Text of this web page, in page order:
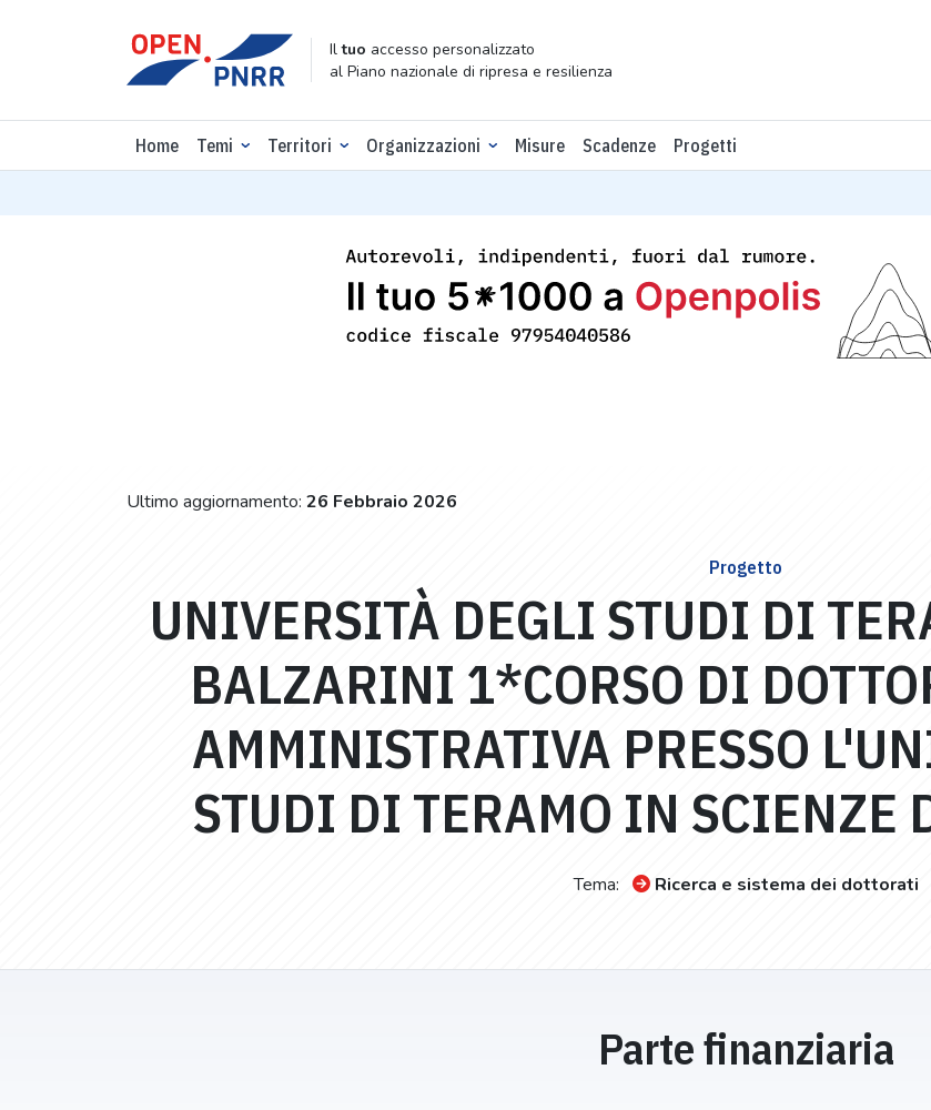
Iltuo accesso personalizzato
al Piano nazionale di ripresa e resilienza
Home Temi Territori Organizzazioni Misure Scadenze Progetti
Ultimo aggiornamento: 26 Febbraio 2026
Progetto
UNIVERSITÀ DEGLI STUDI DI
BALZARINI 1*CORSO DI
AMMINISTRATIVA PRESSO
STUDI DI TERAMO IN SCIENZE
Tema: Ricerca e sistema dei dottorati
Parte finanziaria